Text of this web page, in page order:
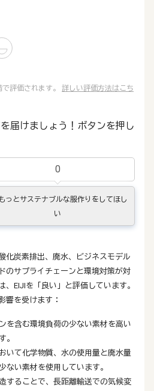
評価されます。 詳しい評価方法はこち
届けましょう！ボタンを押し
0
っとサステナブルな服作りをしてほし
い
化炭素排出、廃水、ビジネスモデル
のサプライチェーンと環境対策が対
EIJIを「良い」と評価しています。
響を受けます：
を含む環境負荷の少ない素材を高い
。
いて化学物質、水の使用量と廃水量
ない素材を使用しています。
することで、長距離輸送での気候変